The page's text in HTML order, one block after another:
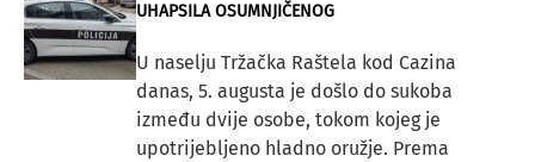
UHAPSILA OSUMNJIČENOG
U naselju Tržačka Raštela kod Cazina
danas, 5. augusta je došlo do sukoba
između dvije osobe, tokom kojeg je
upotrijebljeno hladno oružje. Prema